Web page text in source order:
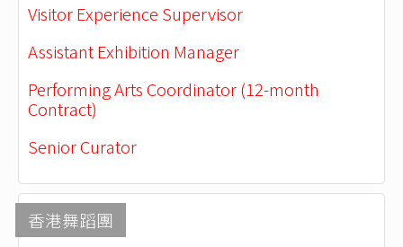
Visitor Experience Supervisor
Assistant Exhibition Manager
Performing Arts Coordinator (12-month
Contract)
Senior Curator
香港舞蹈團